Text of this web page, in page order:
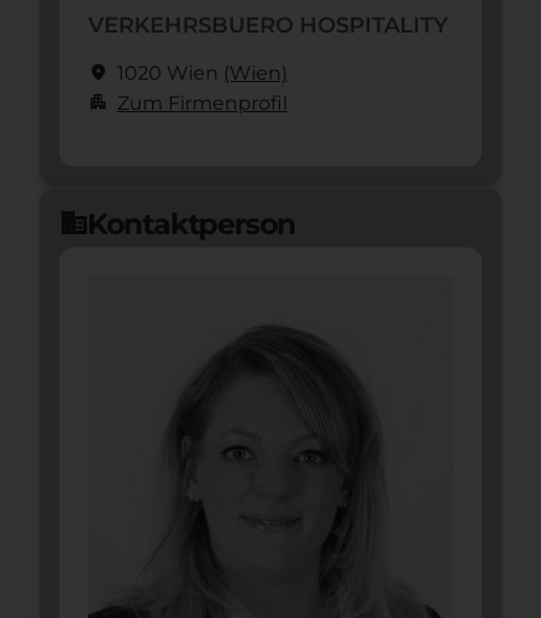
VERKEHRSBUERO HOSPITALITY
location_on 1020 Wien (Wien)
apartment Zum Firmenprofil
domainKontaktperson